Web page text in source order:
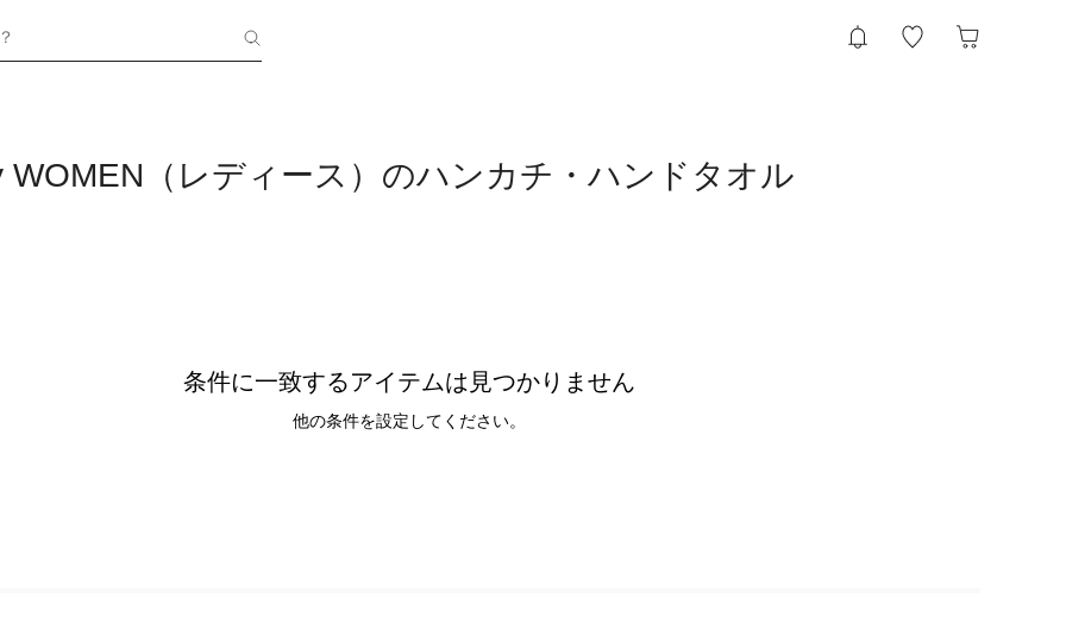
WOMEN（レディース）のハンカチ・ハンドタオル
条件に一致するアイテムは見つかりません
他の条件を設定してください。